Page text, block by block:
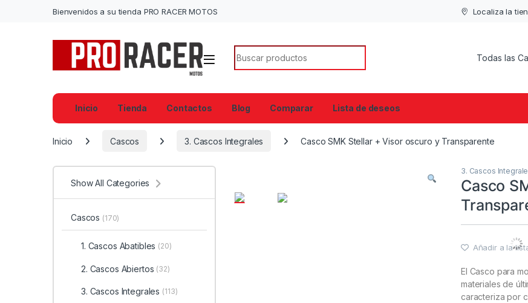
Bienvenidos a su tienda PRO RACER MOTOS Localiza la
Search for:
Inicio Tienda Contactos Blog Comparar Lista de deseos
Inicio Cascos 3. Cascos Integrales Casco SMK Stellar + Visor oscuro y Transparente
3. Cascos
Casco
Añadir a la
El Casco para
materiales de
caracteriza por
Show All Categories
Cascos (170)
1. Cascos Abatibles (20)
2. Cascos Abiertos (32)
3. Cascos Integrales (113)